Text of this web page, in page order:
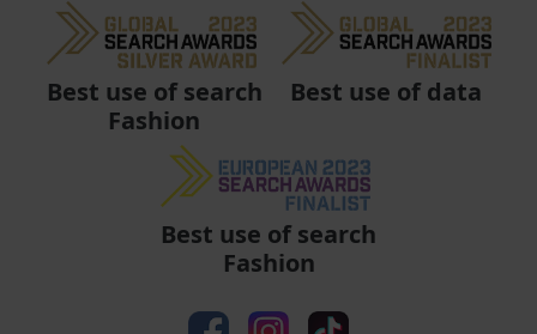
Best use of search
Fashion
Best use of data
Best use of search
Fashion